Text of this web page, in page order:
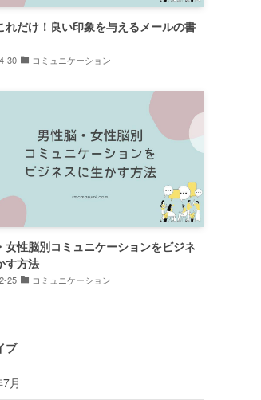
れだけ！良い印象を与えるメールの書
30 コミュニケーション
女性脳別コミュニケーションをビジネ
す方法
25 コミュニケーション
ブ
月